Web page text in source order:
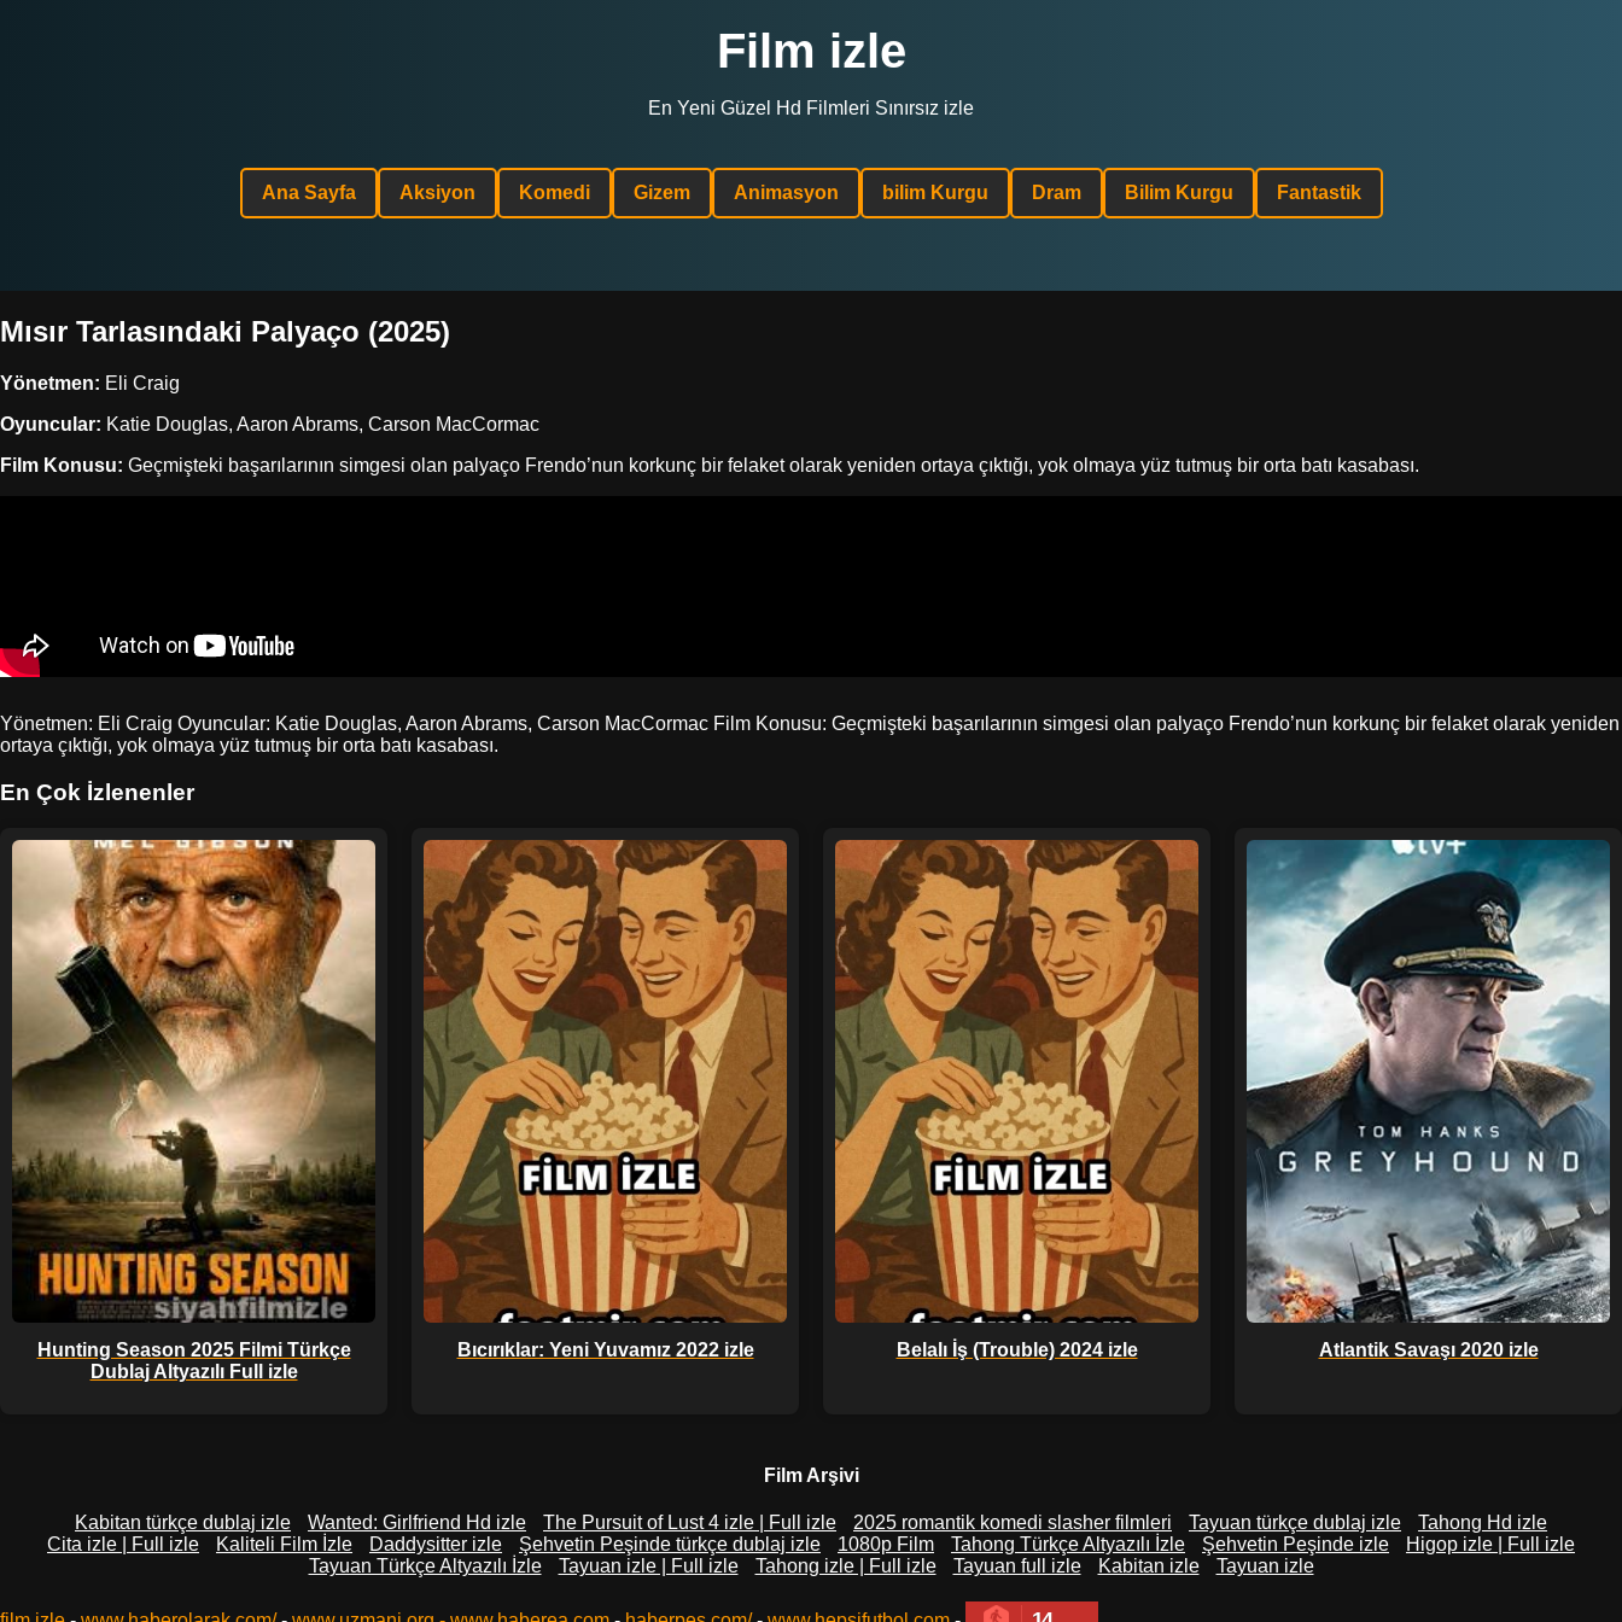
Film izle
En Yeni Güzel Hd Filmleri Sınırsız izle
Ana Sayfa Aksiyon Komedi Gizem Animasyon bilim Kurgu Dram Bilim Kurgu Fantastik
Mısır Tarlasındaki Palyaço (2025)
Yönetmen: Eli Craig
Oyuncular: Katie Douglas, Aaron Abrams, Carson MacCormac
Film Konusu: Geçmişteki başarılarının simgesi olan palyaço Frendo’nun korkunç bir felaket olarak yeniden ortaya çıktığı, yok olmaya yüz tutmuş bir orta batı kasabası.
Yönetmen: Eli Craig Oyuncular: Katie Douglas, Aaron Abrams, Carson MacCormac Film Konusu: Geçmişteki başarılarının simgesi olan palyaço Frendo’nun korkunç bir felaket olarak yeniden
ortaya çıktığı, yok olmaya yüz tutmuş bir orta batı kasabası.
En Çok İzlenenler
Hunting Season 2025 Filmi Türkçe
Dublaj Altyazılı Full izle
Bıcırıklar: Yeni Yuvamız 2022 izle Belalı İş (Trouble) 2024 izle Atlantik Savaşı 2020 izle
Film Arşivi
Kabitan türkçe dublaj izle Wanted: Girlfriend Hd izle The Pursuit of Lust 4 izle | Full izle 2025 romantik komedi slasher filmleri Tayuan türkçe dublaj izle
Tahong Hd izle
Cita izle | Full izle
Kaliteli Film İzle Daddysitter izle Şehvetin Peşinde türkçe dublaj izle 1080p Film Tahong Türkçe Altyazılı İzle Şehvetin Peşinde izle
Higop izle | Full izle
Tayuan Türkçe Altyazılı İzle
Tayuan izle | Full izle Tahong izle | Full izle Tayuan full izle Kabitan izle Tayuan izle